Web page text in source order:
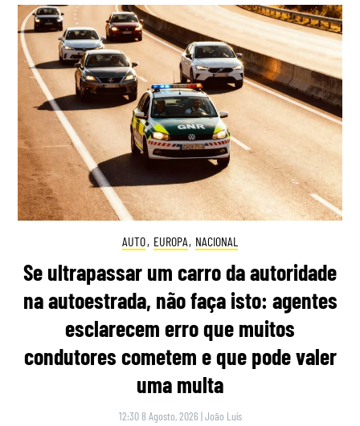
AUTO, EUROPA, NACIONAL
Se ultrapassar um carro da autoridade
na autoestrada, não faça isto: agentes
esclarecem erro que muitos
condutores cometem e que pode valer
uma multa
12:30 8 Agosto, 2026 |João Luís